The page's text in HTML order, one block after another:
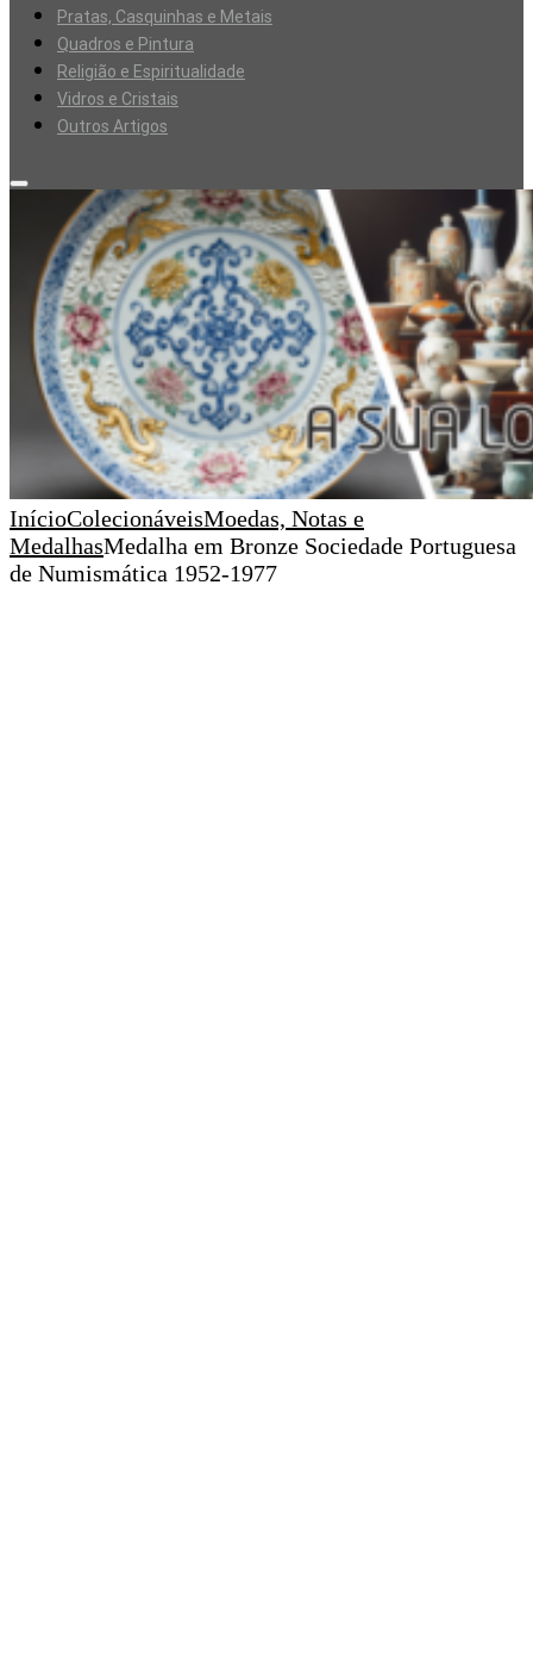
Pratas, Casquinhas e Metais
Quadros e Pintura
Religião e Espiritualidade
Vidros e Cristais
Outros Artigos
InícioColecionáveisMoedas, Notas e
MedalhasMedalha em Bronze Sociedade Portuguesa
de Numismática 1952-1977